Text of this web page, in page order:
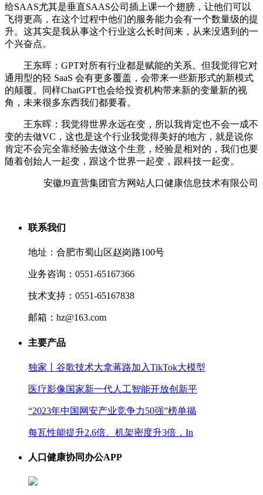
给SAAS尤其是垂直SAAS公司插上课一个翅膀，让他们可以
飞得更高，在这个过程中他们的服务能力会有一个数量级的提
升。这其实是我从事这个行业这么长时间来，从来没遇到的一
个兴奋点。
王东晖：GPT对所有行业都是赋能的关系。但我觉得它对
通用型的轻 SaaS 会有更多覆盖，会带来一些新形式的新模式
的颠覆。同样ChatGPT也会给投资机构带来新的变量新的视
角，未来很多东西我们都要看。
王东晖：我觉得世界永远在变，所以我肯定也不会一成不
变的去做VC，这也是这个行业我觉得美好的地方，就是说你
肯定不会完全靠经验去做这个生意，经验是相对的，我们也要
随着创始人一起变，跟这个世界一起变，跟科技一起变。
安徽J9直营集团官方网站人口健康信息技术有限公司
联系我们
地址：合肥市蜀山区赵岗路100号
业务咨询：0551-65167366
技术支持：0551-65167838
邮箱：hz@163.com
主要产品
独家丨谷歌技术大拿蒋路加入TikTok大模型
医疗影像国家新一代人工智能开放创新平
“2023年中国网安产业竞争力50强”榜单揭
每瓦性能提升2.6倍、机架密度升3倍，In
人口健康协同办公APP